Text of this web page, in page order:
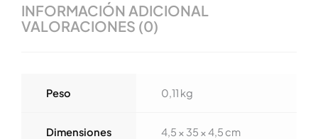
INFORMACIÓN ADICIONAL
VALORACIONES (0)
Peso 0,11 kg
Dimensiones 4,5 × 35 × 4,5 cm